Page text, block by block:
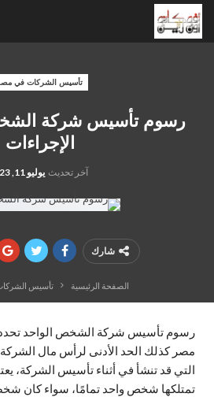
تأسيس الشركات في
رسوم تأسيس شركة
الإجراءات
آخر تحديث يوليو 11, 2023
شارك
الصفحة الرئيسية تأسيس
رسوم تأسيس شركة الشخص الواحد تحدد
مصر كذلك الحد الأدنى لرأس مال الشركة
التي قد تنشأ في أثناء تأسيس الشركة،
تمتلكها شخص واحد تمامًا، سواء كان